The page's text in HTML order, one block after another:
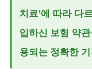
치료’에 따라 다
입하신 보험 약
용되는 정확한